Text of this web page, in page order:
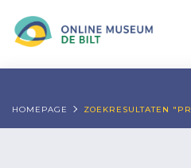
HOMEPAGE ZOEKRESULTATEN